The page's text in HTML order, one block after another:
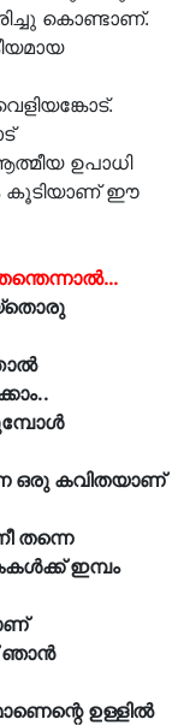
കൊണ്ടാണ്.
ഉപാധി
കൂടിയാണ് ഈ
ഒരു കവിതയാണ്
തന്നെ
ഇമ്പം
ഞാൻ
ഉള്ളിൽ